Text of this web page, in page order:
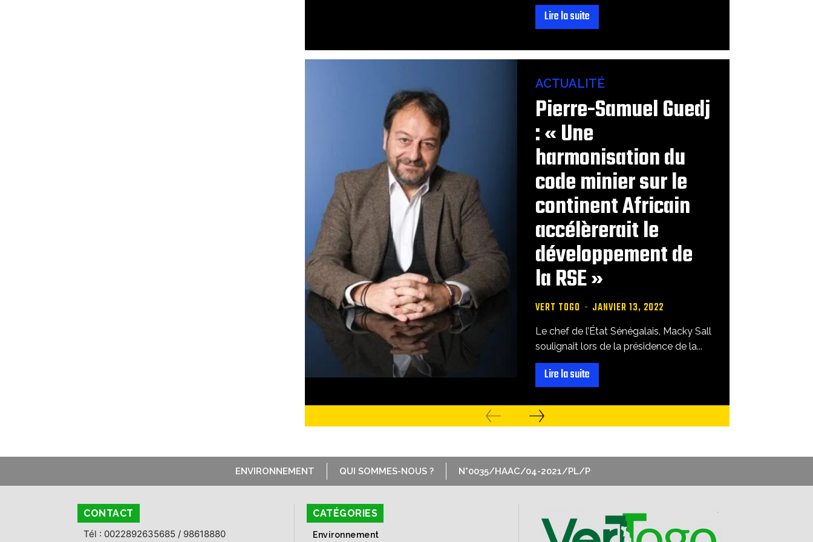
Lire la suite
ACTUALITÉ
Pierre-Samuel Guedj
: « Une
harmonisation du
code minier sur le
continent Africain
accélèrerait le
développement de
la RSE »
VERT TOGO - JANVIER 13, 2022
Le chef de l’État Sénégalais, Macky Sall
soulignait lors de la présidence de la...
Lire la suite
ENVIRONNEMENT QUI SOMMES-NOUS ? N°0035/HAAC/04-2021/PL/P
CONTACT
Tél : 0022892635685 / 98618880
CATÉGORIES
Environnement